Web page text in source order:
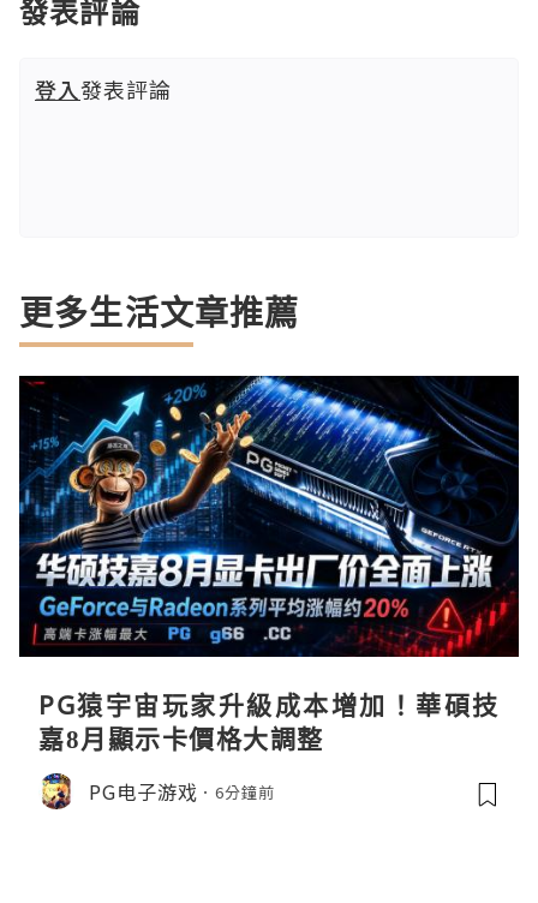
發表評論
登入發表評論
更多生活文章推薦
PG猿宇宙玩家升級成本增加！華碩技
嘉8月顯示卡價格大調整
PG电子游戏 6分鐘前